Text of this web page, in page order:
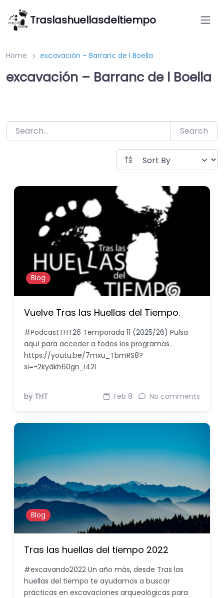
Saltar
contenido
Traslashuellasdeltiempo
Home excavación – Barranc de l Boella
excavación – Barranc de l Boella
Search
Blog
Vuelve Tras las Huellas del Tiempo.
#PodcastTHT26 Temporada 11 (2025/26) Pulsa
aquí para acceder a todos los programas.
https://youtu.be/7mxu_TbmRS8?
si=-2kydkh60gn_I42l
by THT Feb 8 No comments
Blog
Tras las huellas del tiempo 2022
#excavando2022 Un año más, desde Tras las
huellas del tiempo te ayudamos a buscar
prácticas en excavaciones arqueológicas para